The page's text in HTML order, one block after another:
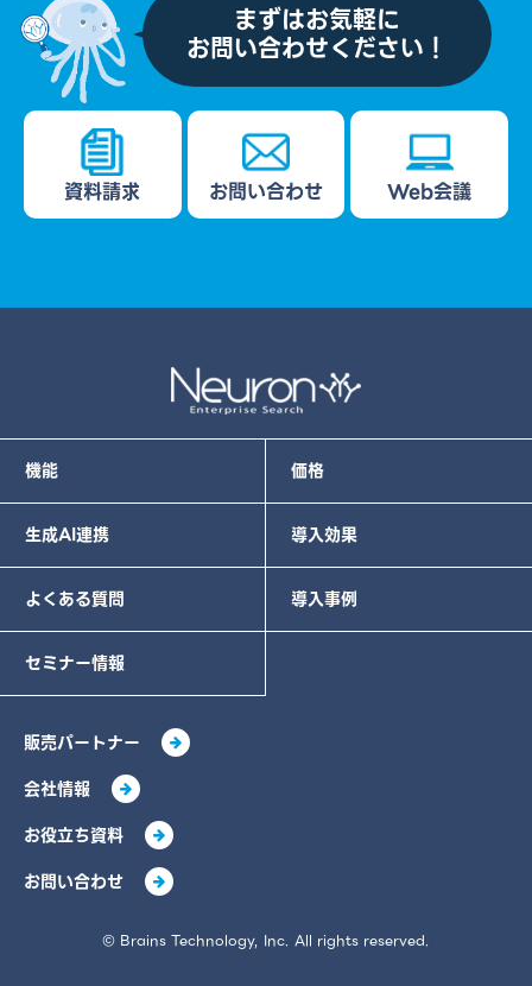
まずはお気軽に
お問い合わせください！
資料請求 お問い合わせ Web会議
© Brains Technology, Inc. All rights reserved.
機能 価格
生成AI連携 導入効果
よくある質問 導入事例
セミナー情報
販売パートナー
会社情報
お役立ち資料
お問い合わせ